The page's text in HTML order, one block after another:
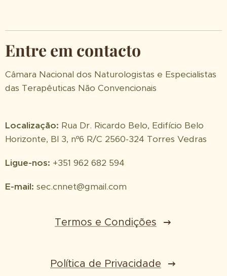
Entre em contacto
Câmara Nacional dos Naturologistas e Especialistas
das Terapêuticas Não Convencionais
Localização: Rua Dr. Ricardo Belo, Edifício Belo
Horizonte, Bl 3, nº6 R/C 2560-324 Torres Vedras
Ligue-nos: +351 962 682 594
E-mail: sec.cnnet@gmail.com
Termos e Condições
Política de Privacidade